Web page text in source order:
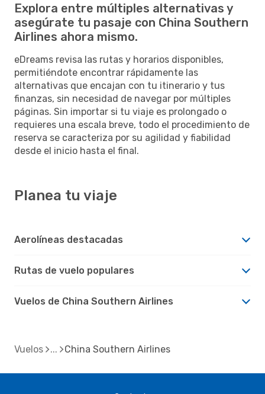
Explora entre múltiples alternativas y
asegúrate tu pasaje con China Southern
Airlines ahora mismo.
eDreams revisa las rutas y horarios disponibles,
permitiéndote encontrar rápidamente las
alternativas que encajan con tu itinerario y tus
finanzas, sin necesidad de navegar por múltiples
páginas. Sin importar si tu viaje es prolongado o
requieres una escala breve, todo el procedimiento de
reserva se caracteriza por su agilidad y fiabilidad
desde el inicio hasta el final.
Planea tu viaje
Aerolíneas destacadas
Rutas de vuelo populares
Vuelos de China Southern Airlines
Vuelos China Southern Airlines